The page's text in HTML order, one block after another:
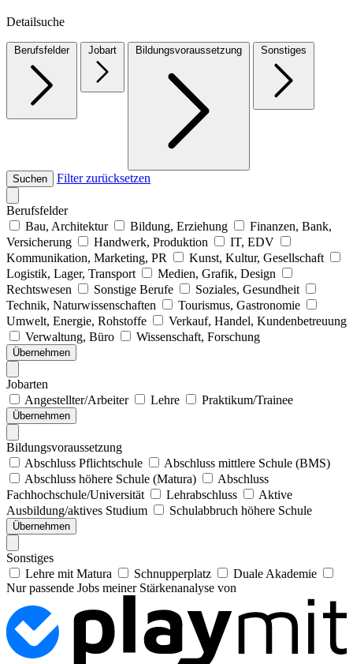
Detailsuche
Berufsfelder Jobart Bildungsvoraussetzung Sonstiges
Suchen Filter zurücksetzen
Berufsfelder
Bau, Architektur
Bildung, Erziehung
Finanzen, Bank,
Versicherung
Handwerk, Produktion
IT, EDV
Kommunikation, Marketing, PR
Kunst, Kultur, Gesellschaft
Logistik, Lager, Transport
Medien, Grafik, Design
Rechtswesen
Sonstige Berufe
Soziales, Gesundheit
Technik, Naturwissenschaften
Tourismus, Gastronomie
Umwelt, Energie, Rohstoffe
Verkauf, Handel, Kundenbetreuung
Verwaltung, Büro
Wissenschaft, Forschung
Übernehmen
Jobarten
Angestellter/Arbeiter
Lehre Praktikum/Trainee
Übernehmen
Bildungsvoraussetzung
Abschluss Pflichtschule
Abschluss mittlere Schule (BMS)
Abschluss höhere Schule (Matura)
Abschluss
Fachhochschule/Universität
Lehrabschluss
Aktive
Ausbildung/aktives Studium
Schulabbruch höhere Schule
Übernehmen
Sonstiges
Lehre mit Matura
Schnupperplatz
Duale Akademie
Nur passende Jobs meiner Stärkenanalyse von